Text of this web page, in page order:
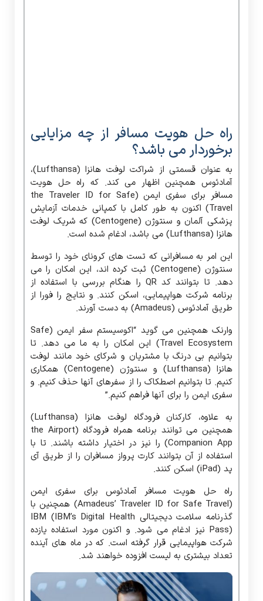
پزشکی آلمان و سنتوژن (Centogene) که شریک لوفت
هانزا (Lufthansa) می باشد، ادغام شده است.
این امر به مسافرانی که تست های کرونای خود را توسط
سنتوژن (Centogene) ثبت کرده اند، این امکان را می
دهد. تا بتوانند کد QR را هنگام بررسی با استفاده از
برنامه شرکت هواپیمایی، اسکن کنند. و نتایج را فورا از
طریق آمادئوس (Amadeus) به دست آورند.
Travel Ecosystem) این امکان را به ما می دهد. تا
بتوانیم بی درنگ با مشتریان و شرکای خود مانند لوفت
هانزا (Lufthansa) و سنتوژن (Centogene) همکاری
کنیم. تا بتوانیم اصطکاک را از سفرهای آنها حذف کنیم. و
سفری ایمن را برای آنها فراهم کنیم.”
به علاوه، کارکنان فرودگاه لوفت هانزا (Lufthansa)
همچنین می توانند برنامه همراه فرودگاه (the Airport
Companion App) را نیز در اختیار داشته باشند. تا با
استفاده از آن بتوانند کارت پرواز مسافران را از طریق آی
پد (iPad) اسکن کنند.
راه حل هویت مسافر آمادئوس برای سفری ایمن
(Amadeus’ Traveler ID for Safe Travel) همچنین با
گذرنامه سلامت دیجیتالی IBM (IBM’s Digital Health
Pass) نیز ادغام می شود. و اکنون مورد استفاده یازده
شرکت هواپیمایی قرار گرفته است. که در ماه های آینده
تعداد بیشتری به لیست افزوده خواهند شد.